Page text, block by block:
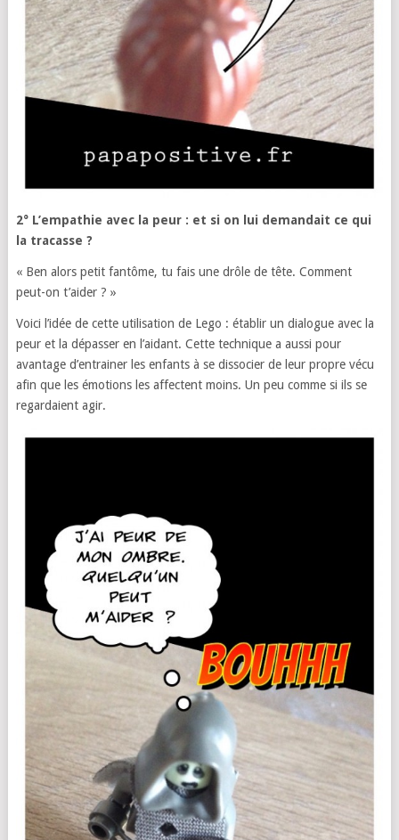
2° L’empathie avec la peur : et si on lui demandait ce qui
la tracasse ?
« Ben alors petit fantôme, tu fais une drôle de tête. Comment
peut-on t’aider ? »
Voici l’idée de cette utilisation de Lego : établir un dialogue avec la
peur et la dépasser en l’aidant. Cette technique a aussi pour
avantage d’entrainer les enfants à se dissocier de leur propre vécu
afin que les émotions les affectent moins. Un peu comme si ils se
regardaient agir.